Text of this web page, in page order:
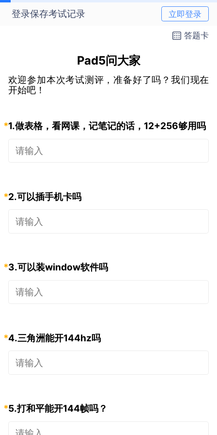
登录保存考试记录 立即登录
答题卡
Pad5问大家
欢迎参加本次考试测评，准备好了吗？我们现在
开始吧！
*1.做表格，看网课，记笔记的话，12+256够用吗
*2.可以插手机卡吗
*3.可以装window软件吗
*4.三角洲能开144hz吗
*5.打和平能开144帧吗？